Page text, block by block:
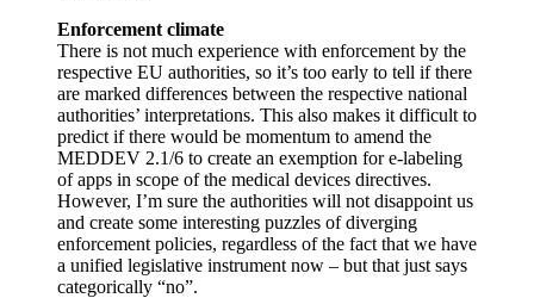
Enforcement climate
There is not much experience with enforcement by the
respective EU authorities, so it’s too early to tell if there
are marked differences between the respective national
authorities’ interpretations. This also makes it difficult to
predict if there would be momentum to amend the
MEDDEV 2.1/6 to create an exemption for e-labeling
of apps in scope of the medical devices directives.
However, I’m sure the authorities will not disappoint us
and create some interesting puzzles of diverging
enforcement policies, regardless of the fact that we have
a unified legislative instrument now – but that just says
categorically “no”.